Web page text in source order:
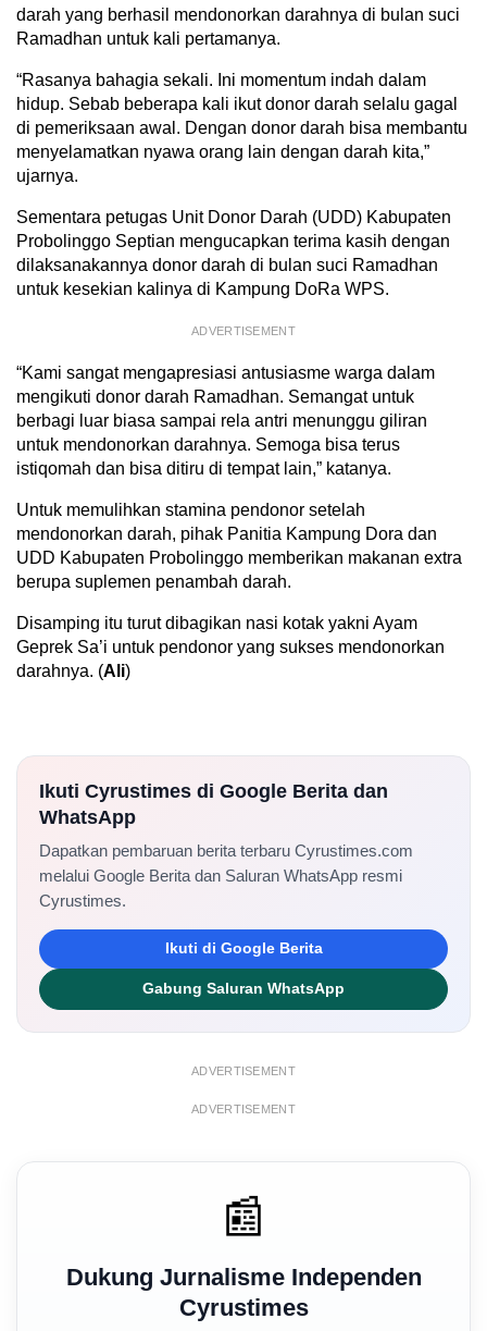
darah yang berhasil mendonorkan darahnya di bulan suci
Ramadhan untuk kali pertamanya.
“Rasanya bahagia sekali. Ini momentum indah dalam
hidup. Sebab beberapa kali ikut donor darah selalu gagal
di pemeriksaan awal. Dengan donor darah bisa membantu
menyelamatkan nyawa orang lain dengan darah kita,”
ujarnya.
Sementara petugas Unit Donor Darah (UDD) Kabupaten
Probolinggo Septian mengucapkan terima kasih dengan
dilaksanakannya donor darah di bulan suci Ramadhan
untuk kesekian kalinya di Kampung DoRa WPS.
ADVERTISEMENT
“Kami sangat mengapresiasi antusiasme warga dalam
mengikuti donor darah Ramadhan. Semangat untuk
berbagi luar biasa sampai rela antri menunggu giliran
untuk mendonorkan darahnya. Semoga bisa terus
istiqomah dan bisa ditiru di tempat lain,” katanya.
Untuk memulihkan stamina pendonor setelah
mendonorkan darah, pihak Panitia Kampung Dora dan
UDD Kabupaten Probolinggo memberikan makanan extra
berupa suplemen penambah darah.
Disamping itu turut dibagikan nasi kotak yakni Ayam
Geprek Sa’i untuk pendonor yang sukses mendonorkan
darahnya. (Ali)
Ikuti Cyrustimes di Google Berita dan
WhatsApp
Dapatkan pembaruan berita terbaru Cyrustimes.com
melalui Google Berita dan Saluran WhatsApp resmi
Cyrustimes.
Ikuti di Google Berita
Gabung Saluran WhatsApp
ADVERTISEMENT
ADVERTISEMENT
📰
Dukung Jurnalisme Independen
Cyrustimes